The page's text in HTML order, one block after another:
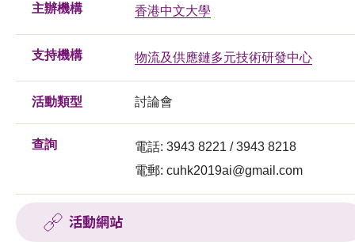
主辦機構 香港中文大學
支持機構 物流及供應鏈多元技術研發中心
活動類型 討論會
查詢
電話: 3943 8221 / 3943 8218
電郵: cuhk2019ai@gmail.com
活動網站